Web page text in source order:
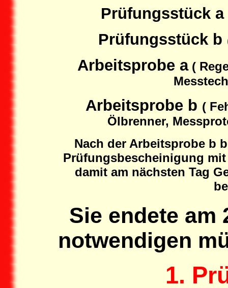
Prüfungsstück a
Prüfungsstück b
Arbeitsprobe a (
Arbeitsprobe b (
Ölbrenner,
Nach der Arbeitsprobe b
Prüfungsbescheinigung
damit am nächsten Tag
Sie endete am
notwendigen
1.